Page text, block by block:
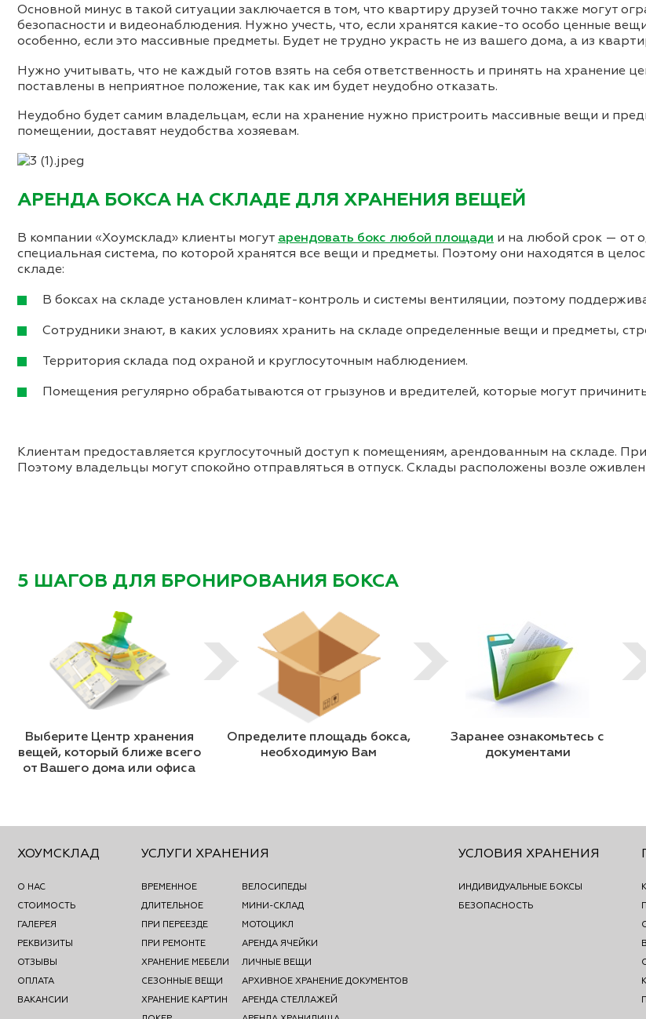
Основной минус в такой ситуации заключается в том, что квартиру друзей точно также могут
безопасности и видеонаблюдения. Нужно учесть, что, если хранятся какие-то особо ценные
особенно, если это массивные предметы. Будет не трудно украсть не из вашего дома, а из
Нужно учитывать, что не каждый готов взять на себя ответственность и принять на хранение
поставлены в неприятное положение, так как им будет неудобно отказать.
Неудобно будет самим владельцам, если на хранение нужно пристроить массивные вещи и
помещении, доставят неудобства хозяевам.
АРЕНДА БОКСА НА СКЛАДЕ ДЛЯ ХРАНЕНИЯ ВЕЩЕЙ
В компании «Хоумсклад» клиенты могут арендовать бокс любой площади и на любой срок — от
специальная система, по которой хранятся все вещи и предметы. Поэтому они находятся в
складе:
В боксах на складе установлен климат-контроль и системы вентиляции, поэтому
Сотрудники знают, в каких условиях хранить на складе определенные вещи и предметы,
Территория склада под охраной и круглосуточным наблюдением.
Помещения регулярно обрабатываются от грызунов и вредителей, которые могут
Клиентам предоставляется круглосуточный доступ к помещениям, арендованным на складе.
Поэтому владельцы могут спокойно отправляться в отпуск. Склады расположены возле
5 ШАГОВ ДЛЯ БРОНИРОВАНИЯ БОКСА
Выберите Центр хранения
вещей, который ближе всего
от Вашего дома или офиса
Определите площадь бокса,
необходимую Вам
Заранее ознакомьтесь с
документами
ХОУМСКЛАД
О НАС
СТОИМОСТЬ
ГАЛЕРЕЯ
РЕКВИЗИТЫ
ОТЗЫВЫ
ОПЛАТА
ВАКАНСИИ
УСЛУГИ ХРАНЕНИЯ
ВРЕМЕННОЕ
ДЛИТЕЛЬНОЕ
ПРИ ПЕРЕЕЗДЕ
ПРИ РЕМОНТЕ
ХРАНЕНИЕ МЕБЕЛИ
СЕЗОННЫЕ ВЕЩИ
ХРАНЕНИЕ КАРТИН
ВЕЛОСИПЕДЫ
МИНИ-СКЛАД
МОТОЦИКЛ
АРЕНДА ЯЧЕЙКИ
ЛИЧНЫЕ ВЕЩИ
АРХИВНОЕ ХРАНЕНИЕ ДОКУМЕНТОВ
АРЕНДА СТЕЛЛАЖЕЙ
УСЛОВИЯ ХРАНЕНИЯ
ИНДИВИДУАЛЬНЫЕ БОКСЫ
БЕЗОПАСНОСТЬ